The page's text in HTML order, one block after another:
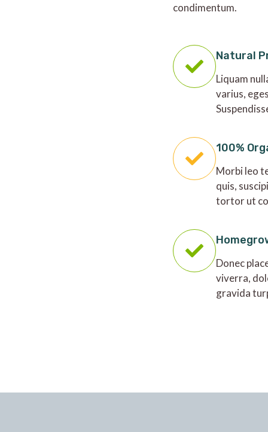
condimentum.
Natural
Liquam
varius,
100%
Morbi leo
quis,
tortor ut
Donec
viverra,
gravida